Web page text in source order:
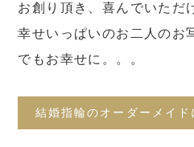
お創り頂き、喜んでいただ
幸せいっぱいのお二人のお
でもお幸せに。。。
結婚指輪のオーダーメイド